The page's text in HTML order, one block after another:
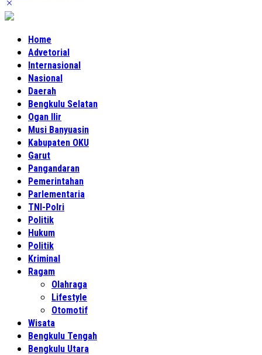
Home
Advetorial
Internasional
Nasional
Daerah
Bengkulu Selatan
Ogan Ilir
Musi Banyuasin
Kabupaten OKU
Garut
Pangandaran
Pemerintahan
Parlementaria
TNI-Polri
Politik
Hukum
Politik
Kriminal
Ragam
Olahraga
Lifestyle
Otomotif
Wisata
Bengkulu Tengah
Bengkulu Utara